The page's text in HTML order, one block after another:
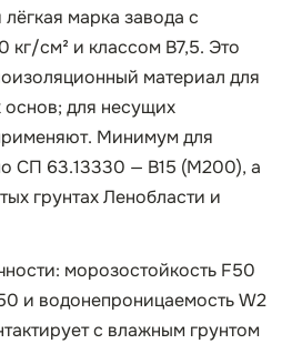
марка завода с
кг/см² и классом B7,5. Это
материал для
для несущих
Минимум для
СП 63.13330 — B15 (М200), а
грунтах Ленобласти и
морозостойкость F50
и водонепроницаемость W2
с влажным грунтом